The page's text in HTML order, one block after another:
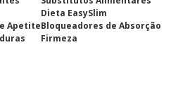
Apetite
Dieta EasySlim
Bloqueadores de Absorção
Firmeza